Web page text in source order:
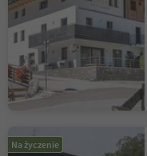
Na życzenie